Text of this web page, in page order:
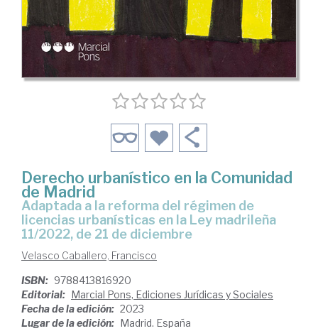
Derecho urbanístico en la Comunidad
de Madrid
adaptada a la reforma del régimen de
licencias urbanísticas en la Ley madrileña
11/2022, de 21 de diciembre
Velasco Caballero, Francisco
ISBN: 9788413816920
Editorial:
Marcial Pons, Ediciones Jurídicas y Sociales
Fecha de la edición: 2023
Lugar de la edición:
Madrid. España